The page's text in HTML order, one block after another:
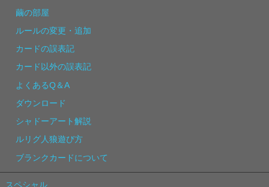
繭の部屋
ルールの変更・追加
カードの誤表記
カード以外の誤表記
よくあるQ＆A
ダウンロード
シャドーアート解説
ルリグ人狼遊び方
ブランクカードについて
スペシャル